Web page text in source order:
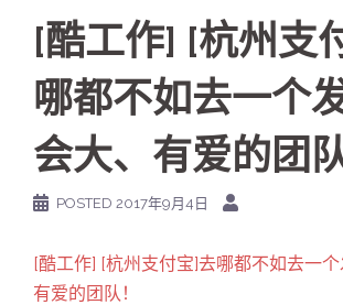
[酷工作] [杭州支
哪都不如去一个
会大、有爱的团队
POSTED 2017年9月4日
[酷工作] [杭州支付宝]去哪都不如去一个
有爱的团队！